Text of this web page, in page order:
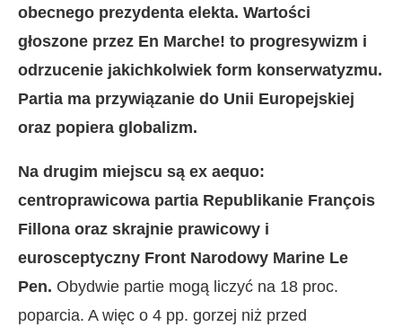
obecnego prezydenta elekta. Wartości
głoszone przez En Marche! to progresywizm i
odrzucenie jakichkolwiek form konserwatyzmu.
Partia ma przywiązanie do Unii Europejskiej
oraz popiera globalizm.
Na drugim miejscu są ex aequo:
centroprawicowa partia Republikanie François
Fillona oraz skrajnie prawicowy i
eurosceptyczny Front Narodowy Marine Le
Pen. Obydwie partie mogą liczyć na 18 proc.
poparcia. A więc o 4 pp. gorzej niż przed